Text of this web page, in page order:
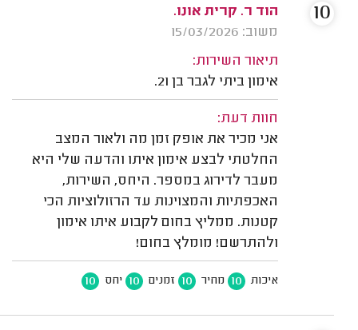
הוד ר. קרית אונו.
משוב: 15/03/2026
תיאור השירות:
אימון ביתי לגבר בן 21.
חוות דעת:
אני מכיר את אופק זמן מה ולאור המצב
החלטתי לבצע אימון איתו והדעה שלי היא
מעבר לדירוג במספר. היחס, השירות,
האכפתיות והמצוינות עד הרזולוציות הכי
קטנות. ממליץ בחום לקבוע איתו אימון
ולהתרשם! מומלץ בחום!
איכות 10 מחיר 10 זמנים 10 יחס 10
10